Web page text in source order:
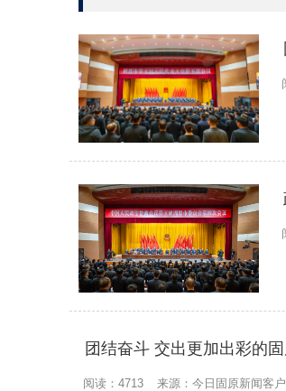
团结奋斗 交出更加出彩的
阅读：4713 来源：今日固原新闻客